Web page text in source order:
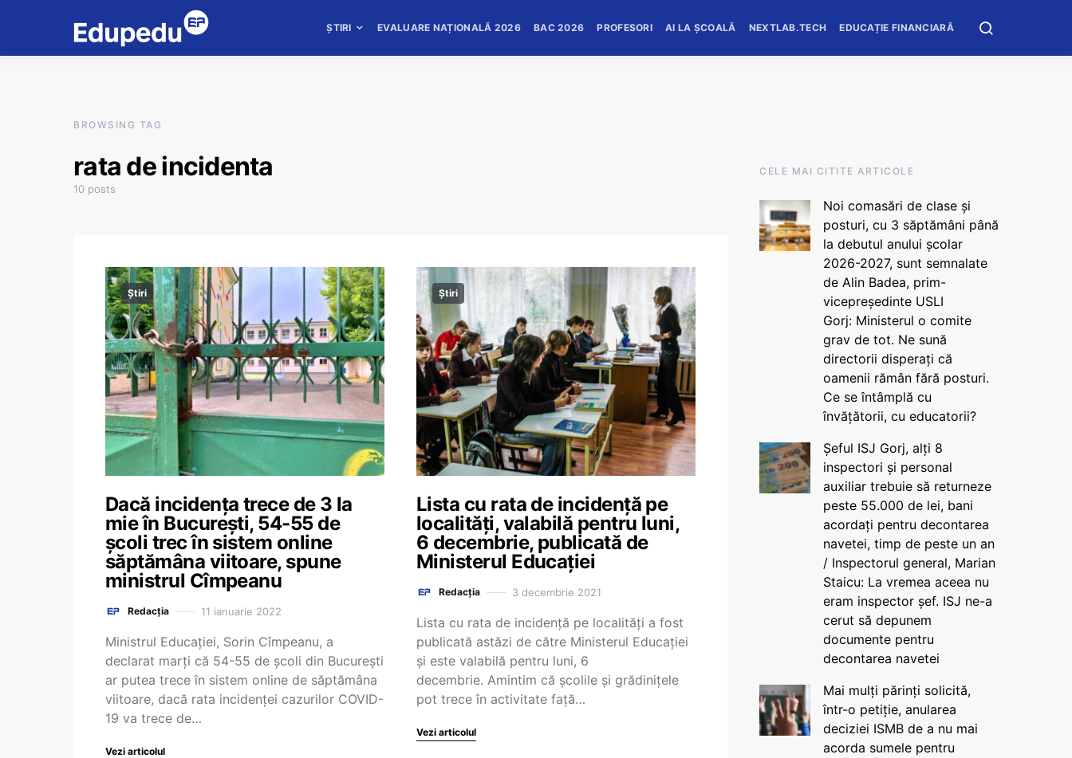
ȘTIRI EVALUARE NAȚIONALĂ 2026 BAC 2026 PROFESORI AI LA ȘCOALĂ NEXTLAB.TECH EDUCAȚIE FINANCIARĂ
BROWSING TAG
rata de incidenta
10 posts
Știri
Dacă incidența trece de 3 la
mie în București, 54-55 de
școli trec în sistem online
săptămâna viitoare, spune
ministrul Cîmpeanu
Redacția 11 ianuarie 2022
Ministrul Educaţiei, Sorin Cîmpeanu, a
declarat marţi că 54-55 de şcoli din Bucureşti
ar putea trece în sistem online de săptămâna
viitoare, dacă rata incidenţei cazurilor COVID-
19 va trece de…
Vezi articolul
Știri
Lista cu rata de incidență pe
localități, valabilă pentru luni,
6 decembrie, publicată de
Ministerul Educației
Redacția 3 decembrie 2021
Lista cu rata de incidență pe localități a fost
publicată astăzi de către Ministerul Educației
și este valabilă pentru luni, 6
decembrie. Amintim că școlile și grădinițele
pot trece în activitate față…
Vezi articolul
CELE MAI CITITE ARTICOLE
Noi comasări de clase și
posturi, cu 3 săptămâni până
la debutul anului școlar
2026-2027, sunt semnalate
de Alin Badea, prim-
vicepreședinte USLI
Gorj: Ministerul o comite
grav de tot. Ne sună
directorii disperați că
oamenii rămân fără posturi.
Ce se întâmplă cu
învățătorii, cu educatorii?
Șeful ISJ Gorj, alți 8
inspectori și personal
auxiliar trebuie să returneze
peste 55.000 de lei, bani
acordați pentru decontarea
navetei, timp de peste un an
/ Inspectorul general, Marian
Staicu: La vremea aceea nu
eram inspector șef. ISJ ne-a
cerut să depunem
documente pentru
decontarea navetei
Mai mulți părinți solicită,
într-o petiție, anularea
deciziei ISMB de a nu mai
acorda sumele pentru